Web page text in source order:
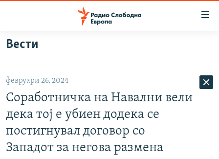
Оди
на
Оди
на
главната
навигација
на
пребарување
ВИЗУЕЛНО
ВЕСТИ
ШТО ТРЕБА ДА ЗНАЕТЕ
ПРИЈАВИ СЕ ЗА ЊУЗЛЕТЕР
Вести
февруари 26, 2024
Соработничка на Навални вели
дека тој е убиен додека се
постигнувал договор со
Западот за негова размена